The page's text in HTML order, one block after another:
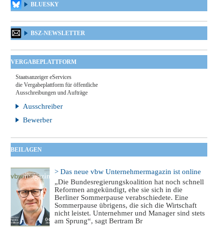
BLUESKY
BSZ-NEWSLETTER
VERGABEPLATTFORM
Staatsanzeiger eServices
die Vergabeplattform für öffentliche
Ausschreibungen und Aufträge
Ausschreiber
Bewerber
BEILAGEN
> Das neue vbw Unternehmermagazin ist online
„Die Bundesregierungskoalition hat noch schnell
Reformen angekündigt, ehe sie sich in die
Berliner Sommerpause verabschiedete. Eine
Sommerpause übrigens, die sich die Wirtschaft
nicht leistet. Unternehmer und Manager sind stets
am Sprung“, sagt Bertram Br